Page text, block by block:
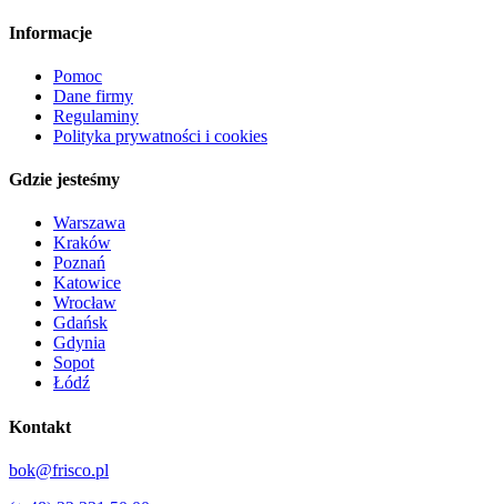
Informacje
Pomoc
Dane firmy
Regulaminy
Polityka prywatności i cookies
Gdzie jesteśmy
Warszawa
Kraków
Poznań
Katowice
Wrocław
Gdańsk
Gdynia
Sopot
Łódź
Kontakt
bok@frisco.pl